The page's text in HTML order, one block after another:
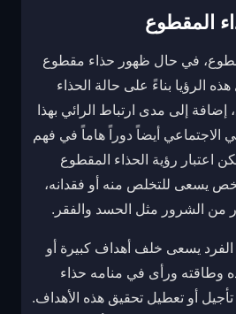
المقطوع
في حال ظهور حذاء مقطوع
الرؤيا بناءً على حالة الحذاء
إلى مدى ارتباط الرائي بهذا
الاجتماعي أيضاً دوراً هاماً في فهم
اعتبار رؤية الحذاء المقطوع
يسعى للتخلص منه أو فقدانه،
من الشرور مثل الحسد والفقر.
يسعى خلف أهداف كبيرة أو
وطاقته ورأى في منامه حذاء
أو تعطيل تحقيق هذه الأهداف.